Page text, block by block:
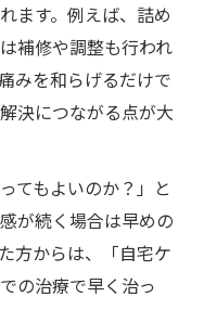
ます。例えば、詰め
補修や調整も行われ
みを和らげるだけで
決につながる点が大
てもよいのか？」と
が続く場合は早めの
方からは、「自宅ケ
の治療で早く治っ